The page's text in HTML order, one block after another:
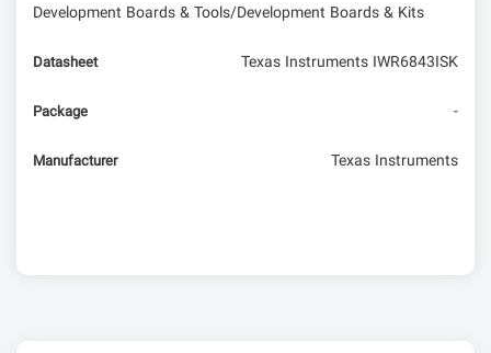
Development Boards & Tools/Development Boards & Kits
Datasheet Texas Instruments IWR6843ISK
Package -
Manufacturer Texas Instruments